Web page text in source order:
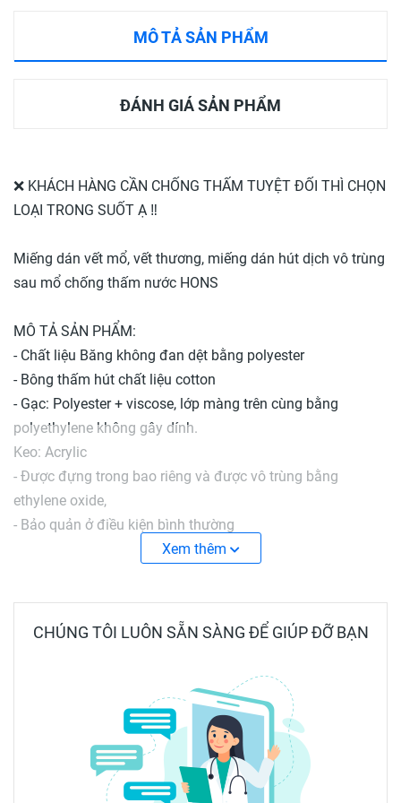
MÔ TẢ SẢN PHẨM
ĐÁNH GIÁ SẢN PHẨM
❌ KHÁCH HÀNG CẦN CHỐNG THẤM TUYỆT ĐỐI THÌ CHỌN
LOẠI TRONG SUỐT Ạ ‼️
Miếng dán vết mổ, vết thương, miếng dán hút dịch vô trùng
sau mổ chống thấm nước HONS
MÔ TẢ SẢN PHẨM:
- Chất liệu Băng không đan dệt bằng polyester
- Bông thấm hút chất liệu cotton
- Gạc: Polyester + viscose, lớp màng trên cùng bằng
polyethylene không gây dính.
Keo: Acrylic
- Được đựng trong bao riêng và được vô trùng bằng
ethylene oxide,
- Bảo quản ở điều kiện bình thường
- Kích Thước có 6 loại kích thước:6x7cm, 7x9cm,10*10cm,
Vết thương nông, khô, các vết trầy xước, rách da, bỏng nhẹ
Có thể sử dụng làm băng thứ cấp cho các loại băng khác.
CAM KẾT SẢN PHẨM
Xem thêm
CHÚNG TÔI LUÔN SẴN SÀNG ĐỂ GIÚP ĐỠ BẠN